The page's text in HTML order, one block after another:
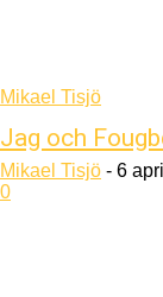
Mikael Tisjö
Jag och
Mikael Tisjö - 6
0